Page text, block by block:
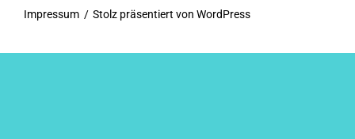
Impressum Stolz präsentiert von WordPress